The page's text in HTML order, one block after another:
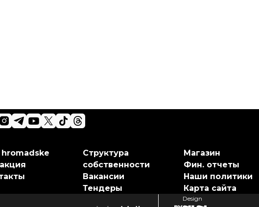
Структура
собственности
Вакансии
Тендеры
Магазин
Фин. отчеты
Наши политики
Карта сайта
Design